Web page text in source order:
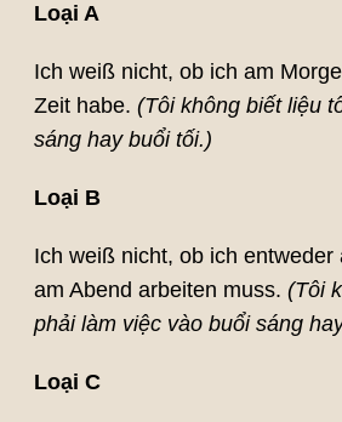
Loại A
Ich weiß nicht, ob ich am
Zeit habe. (Tôi không biết liệu
sáng hay buổi tối.)
Loại B
Ich weiß nicht, ob ich entweder
am Abend arbeiten muss. (Tôi
phải làm việc vào buổi sáng
Loại C